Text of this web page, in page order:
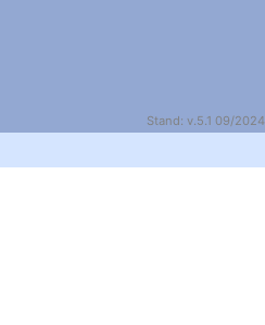
Stand: v.5.1 09/2024